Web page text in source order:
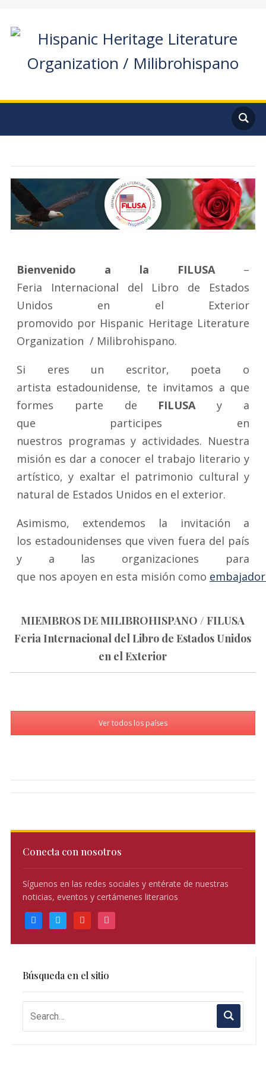
Conecta con nosotros
Síguenos en las redes sociales y entérate de nuestras
noticias, eventos y certámenes literarios
facebooktwitter youtube instagram
Búsqueda en el sitio
Bienvenido a la FILUSA–
Feria Internacional del Libro de Estados
Unidos en el Exterior
promovido por Hispanic Heritage Literature
Organization / Milibrohispano.
Si eres un escritor, poeta o
artista estadounidense, te invitamos a que
formes parte de FILUSAy a
que participes en
nuestros programas y actividades. Nuestra
misión es dar a conocer el trabajo literario y
artístico, y exaltar el patrimonio cultural y
natural de Estados Unidos en el exterior.
Asimismo, extendemos la invitación a
los estadounidenses que viven fuera del país
y a las organizaciones para
que nos apoyen en esta misión como
MIEMBROS DE MILIBROHISPANO / FILUSA
Feria Internacional del Libro de Estados Unidos
en el Exterior
Ver todos los países